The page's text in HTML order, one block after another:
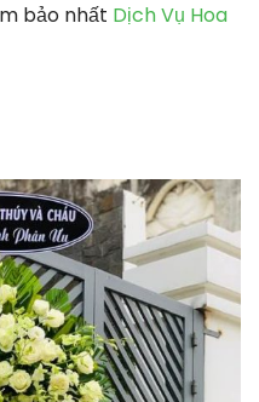
bảo nhất Dịch Vụ Hoa